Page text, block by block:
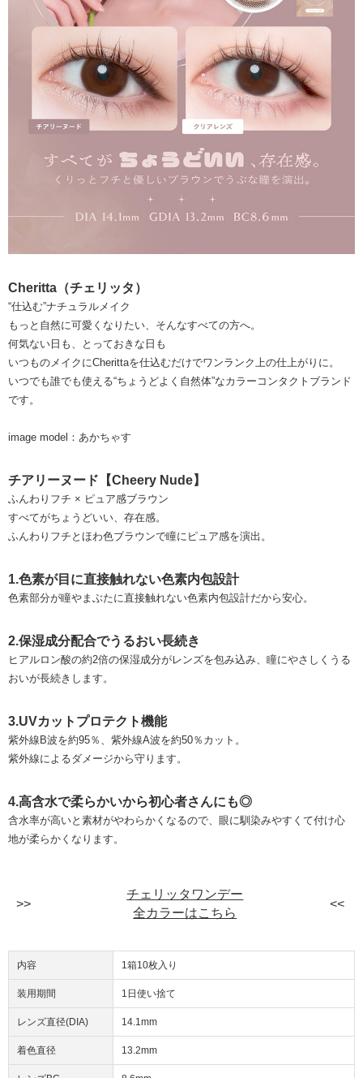
Cheritta（チェリッタ）
“仕込む”ナチュラルメイク
もっと自然に可愛くなりたい、そんなすべての方へ。
何気ない日も、とっておきな日も
いつものメイクにCherittaを仕込むだけでワンランク上の仕上がりに。
いつでも誰でも使える“ちょうどよく自然体”なカラーコンタクトブランド
です。
image model：あかちゃす
チアリーヌード【Cheery Nude】
ふんわりフチ × ピュア感ブラウン
すべてがちょうどいい、存在感。
ふんわりフチとほわ色ブラウンで瞳にピュア感を演出。
1.色素が目に直接触れない色素内包設計
色素部分が瞳やまぶたに直接触れない色素内包設計だから安心。
2.保湿成分配合でうるおい長続き
ヒアルロン酸の約2倍の保湿成分がレンズを包み込み、瞳にやさしくうる
おいが長続きします。
3.UVカットプロテクト機能
紫外線B波を約95％、紫外線A波を約50％カット。
紫外線によるダメージから守ります。
4.高含水で柔らかいから初心者さんにも◎
含水率が高いと素材がやわらかくなるので、眼に馴染みやすくて付け心
地が柔らかくなります。
チェリッタワンデー
全カラーはこちら
内容 1箱10枚入り
装用期間 1日使い捨て
レンズ直径(DIA) 14.1mm
着色直径 13.2mm